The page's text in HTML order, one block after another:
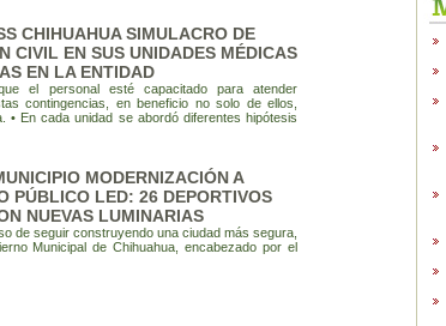
CHIHUAHUA SIMULACRO DE
CIVIL EN SUS UNIDADES MÉDICAS
EN LA ENTIDAD
el personal esté capacitado para atender
contingencias, en beneficio no solo de ellos,
• En cada unidad se abordó diferentes hipótesis
MODERNIZACIÓN A
PÚBLICO LED: 26 DEPORTIVOS
NUEVAS LUMINARIAS
de seguir construyendo una ciudad más segura,
Municipal de Chihuahua, encabezado por el